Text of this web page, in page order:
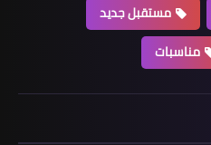
مستقبل جديد
مناسبات